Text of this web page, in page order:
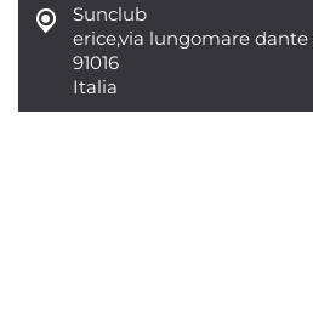
Sunclub
erice,via lungomare dante
91016
Italia